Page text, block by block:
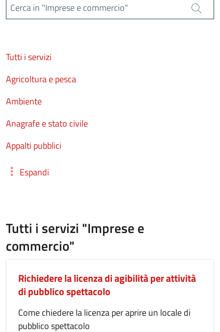
Cerca in "Imprese e commercio"
Cerca
Tutti i servizi
Agricoltura e pesca
Ambiente
Anagrafe e stato civile
Appalti pubblici
Espandi
Tutti i servizi "Imprese e
commercio"
Richiedere la licenza di agibilità per attività
di pubblico spettacolo
Come chiedere la licenza per aprire un locale di
pubblico spettacolo